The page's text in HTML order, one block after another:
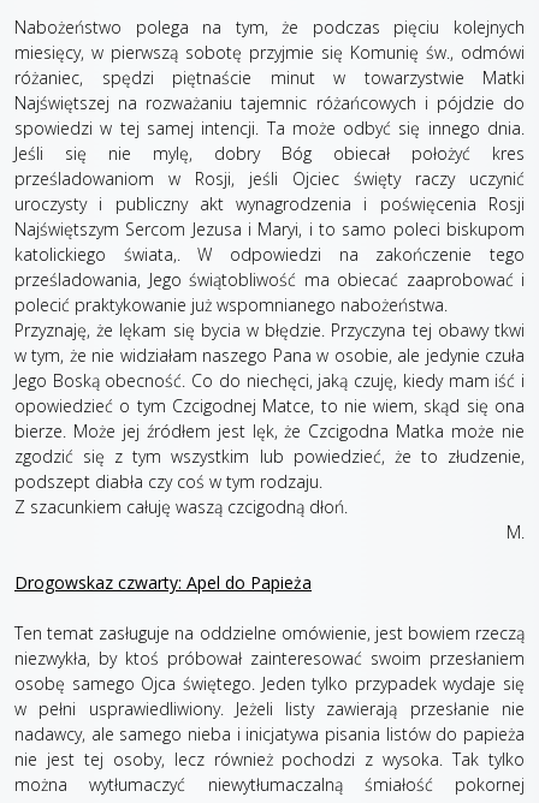
Nabożeństwo polega na tym, że podczas pięciu kolejnych
miesięcy, w pierwszą sobotę przyjmie się Komunię św., odmówi
różaniec, spędzi piętnaście minut w towarzystwie Matki
Najświętszej na rozważaniu tajemnic różańcowych i pójdzie do
spowiedzi w tej samej intencji. Ta może odbyć się innego dnia.
Jeśli się nie mylę, dobry Bóg obiecał położyć kres
prześladowaniom w Rosji, jeśli Ojciec święty raczy uczynić
uroczysty i publiczny akt wynagrodzenia i poświęcenia Rosji
Najświętszym Sercom Jezusa i Maryi, i to samo poleci biskupom
katolickiego świata,. W odpowiedzi na zakończenie tego
prześladowania, Jego świątobliwość ma obiecać zaaprobować i
polecić praktykowanie już wspomnianego nabożeństwa.
Przyznaję, że lękam się bycia w błędzie. Przyczyna tej obawy tkwi
w tym, że nie widziałam naszego Pana w osobie, ale jedynie czuła
Jego Boską obecność. Co do niechęci, jaką czuję, kiedy mam iść i
opowiedzieć o tym Czcigodnej Matce, to nie wiem, skąd się ona
bierze. Może jej źródłem jest lęk, że Czcigodna Matka może nie
zgodzić się z tym wszystkim lub powiedzieć, że to złudzenie,
podszept diabła czy coś w tym rodzaju.
Z szacunkiem całuję waszą czcigodną dłoń.
M.
Drogowskaz czwarty: Apel do Papieża
Ten temat zasługuje na oddzielne omówienie, jest bowiem rzeczą
niezwykła, by ktoś próbował zainteresować swoim przesłaniem
osobę samego Ojca świętego. Jeden tylko przypadek wydaje się
w pełni usprawiedliwiony. Jeżeli listy zawierają przesłanie nie
nadawcy, ale samego nieba i inicjatywa pisania listów do papieża
nie jest tej osoby, lecz również pochodzi z wysoka. Tak tylko
można wytłumaczyć niewytłumaczalną śmiałość pokornej